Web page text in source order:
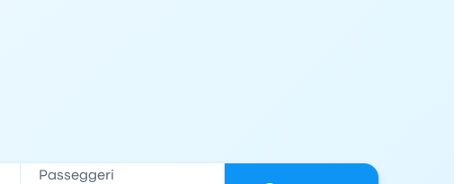
Passeggeri